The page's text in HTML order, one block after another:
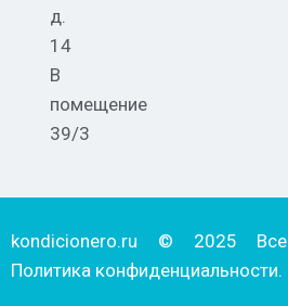
д.
14
В
помещение
39/3
kondicionero.ru © 2025
Политика конфиденциальности.